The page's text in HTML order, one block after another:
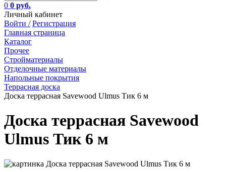
0 0 руб.
Личный кабинет
Войти / Регистрация
Главная страница
Каталог
Прочее
Стройматериалы
Отделочные материалы
Напольные покрытия
Террасная доска
Доска террасная Savewood Ulmus Тик 6 м
Доска террасная Savewood
Ulmus Тик 6 м